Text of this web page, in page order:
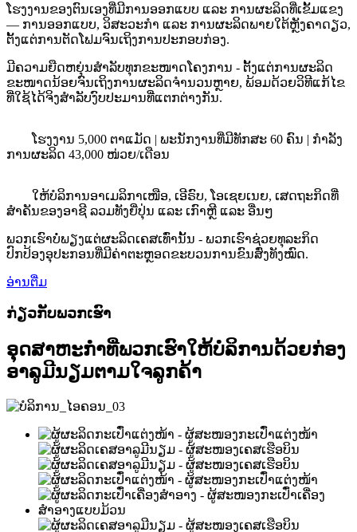
ໂຮງງານຂອງຕົນເອງທີ່ມີການອອກແບບ ແລະ ການຜະລິດທີ່ເຂັ້ມແຂງ
— ການອອກແບບ, ວິສະວະກຳ ແລະ ການຜະລິດພາຍໃຕ້ຫຼັງຄາດຽວ,
ຕັ້ງແຕ່ການຕັດໂຟມຈົນເຖິງການປະກອບກ່ອງ.
ມີຄວາມຍືດຫຍຸ່ນສຳລັບທຸກຂະໜາດໂຄງການ - ຕັ້ງແຕ່ການຜະລິດ
ຂະໜາດນ້ອຍຈົນເຖິງການຜະລິດຈຳນວນຫຼາຍ, ພ້ອມດ້ວຍວິທີແກ້ໄຂ
ທີ່ໃຊ້ໄດ້ຈິງສຳລັບງົບປະມານທີ່ແຕກຕ່າງກັນ.
ໂຮງງານ 5,000 ຕາແມັດ | ພະນັກງານທີ່ມີທັກສະ 60 ຄົນ | ກຳລັງ
ການຜະລິດ 43,000 ໜ່ວຍ/ເດືອນ
ໃຫ້ບໍລິການອາເມລິກາເໜືອ, ເອີຣົບ, ໂອເຊຍເນຍ, ເສດຖະກິດທີ່
ສຳຄັນຂອງອາຊີ ລວມທັງຍີ່ປຸ່ນ ແລະ ເກົາຫຼີ ແລະ ອື່ນໆ
ພວກເຮົາບໍ່ພຽງແຕ່ຜະລິດເຄສເທົ່ານັ້ນ - ພວກເຮົາຊ່ວຍທຸລະກິດ
ປົກປ້ອງອຸປະກອນທີ່ມີຄ່າຕະຫຼອດຂະບວນການຂົນສົ່ງທັງໝົດ.
ອ່ານຕື່ມ
ກ່ຽວກັບພວກເຮົາ
ອຸດສາຫະກຳທີ່ພວກເຮົາໃຫ້ບໍລິການດ້ວຍກ່ອງ
ອາລູມີນຽມຕາມໃຈລູກຄ້າ